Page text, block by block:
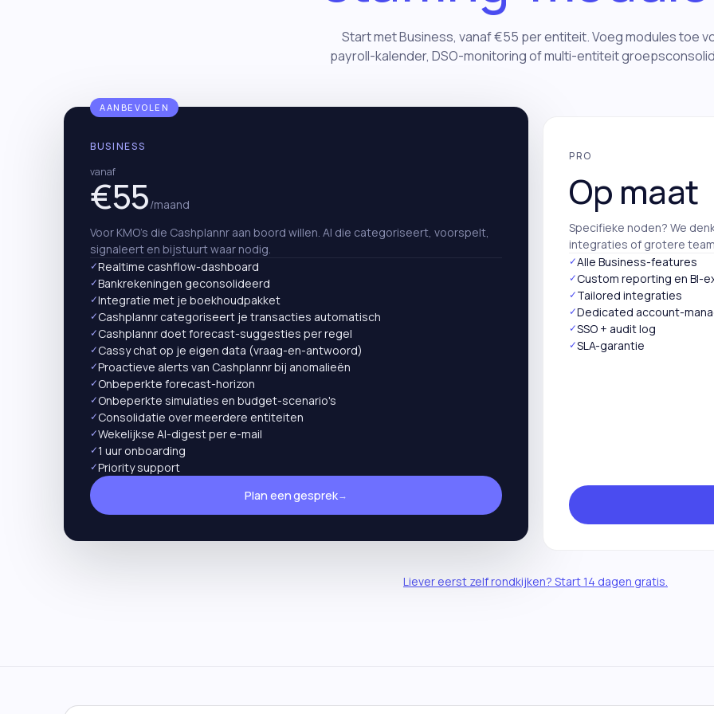
Start met Business, vanaf €55 per entiteit. Voeg modules toe
payroll-kalender, DSO-monitoring of multi-entiteit
AANBEVOLEN
BUSINESS
vanaf
€55/maand
Voor KMO's die Cashplannr aan boord willen. AI die categoriseert, voorspelt,
signaleert en bijstuurt waar nodig.
✓Realtime cashflow-dashboard
✓Bankrekeningen geconsolideerd
✓Integratie met je boekhoudpakket
✓Cashplannr categoriseert je transacties automatisch
✓Cashplannr doet forecast-suggesties per regel
✓Cassy chat op je eigen data (vraag-en-antwoord)
✓Proactieve alerts van Cashplannr bij anomalieën
✓Onbeperkte forecast-horizon
✓Onbeperkte simulaties en budget-scenario's
✓Consolidatie over meerdere entiteiten
✓Wekelijkse AI-digest per e-mail
✓1 uur onboarding
✓Priority support
Plan een gesprek→
PRO
Op maat
Specifieke noden? We
integraties of grotere
✓Alle Business-features
✓Custom reporting en BI-
✓Tailored integraties
✓Dedicated account-
✓SSO + audit log
✓SLA-garantie
Liever eerst zelf rondkijken? Start 14 dagen gratis.